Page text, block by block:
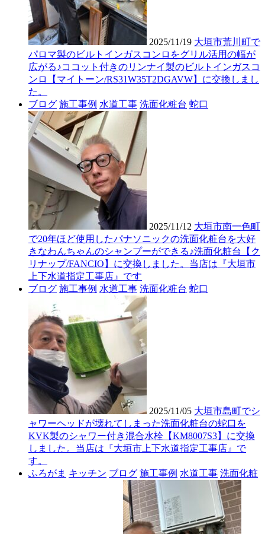
2025/11/19 大垣市荒川町で
パロマ製のビルトインガスコンロをグリル活用の幅が
広がる♪ココット付きのリンナイ製のビルトインガスコ
ンロ【マイトーン/RS31W35T2DGAVW】に交換しまし
た。
ブログ 施工事例 水道工事 洗面化粧台 蛇口
2025/11/12 大垣市南一色町
で20年ほど使用したパナソニックの洗面化粧台を大好
きなわんちゃんのシャンプーができる♪洗面化粧台【ク
リナップ/FANCIO】に交換しました。当店は『大垣市
上下水道指定工事店』です
ブログ 施工事例 水道工事 洗面化粧台 蛇口
2025/11/05 大垣市島町でシ
ャワーヘッドが壊れてしまった洗面化粧台の蛇口を
KVK製のシャワー付き混合水栓【KM8007S3】に交換
しました。当店は『大垣市上下水道指定工事店』で
す。
ふろがま キッチン ブログ 施工事例 水道工事 洗面化粧